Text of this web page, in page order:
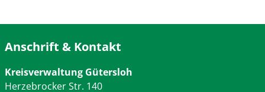
Anschrift & Kontakt
Kreisverwaltung Gütersloh
Herzebrocker Str. 140